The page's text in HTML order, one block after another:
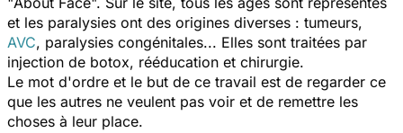
et les paralysies ont des origines diverses : tumeurs,
AVC, paralysies congénitales... Elles sont traitées par
injection de botox, rééducation et chirurgie.
Le mot d'ordre et le but de ce travail est de regarder ce
que les autres ne veulent pas voir et de remettre les
choses à leur place.